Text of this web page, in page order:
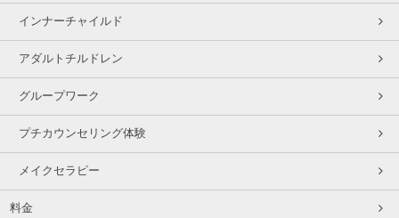
インナーチャイルド
アダルトチルドレン
グループワーク
プチカウンセリング体験
メイクセラピー
料金